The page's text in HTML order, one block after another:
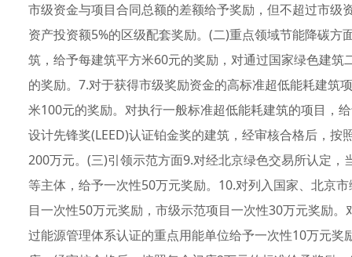
市级资金与项目合同总额的差额给予奖励，但不超过市
资产投资额5%的区级配套奖励。(二)重点领域节能降碳
筑，给予每建筑平方米60元的奖励，对通过国家绿色建
的奖励。7.对于获得市级奖励资金的高标准超低能耗建筑
米100元的奖励。对执行一般标准超低能耗建筑的项目，
设计先锋奖(LEED)认证铂金奖的建筑，经审核合格后，
200万元。(三)引领示范方面9.对经北京绿色交易所认定
等主体，给予一次性50万元奖励。10.对列入国家、北京
目一次性50万元奖励，市级示范项目一次性30万元奖励
过能源管理体系认证的重点用能单位给予一次性10万元